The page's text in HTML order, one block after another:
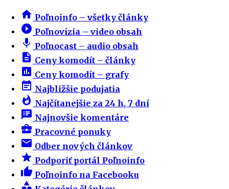
home Poľnoinfo – všetky články
play_circle_filled Poľnovízia – video obsah
mic Poľnocast – audio obsah
description Ceny komodít – články
insert_chart Ceny komodít – grafy
event_note Najbližšie podujatia
whatshot Najčítanejšie za 24 h, 7 dní
speaker_notes Najnovšie komentáre
business_center Pracovné ponuky
email Odber nových článkov
star Podporiť portál Poľnoinfo
thumb_up Poľnoinfo na Facebooku
category